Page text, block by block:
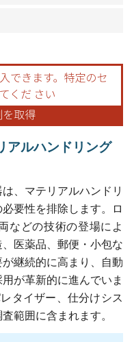
アルハンドリング
、マテリアルハンドリ
要性を排除します。ロ
などの技術の登場によ
医薬品、郵便・小包な
継続的に高まり、自動
が革新的に進んでいま
タイザー、仕分けシス
範囲に含まれます。